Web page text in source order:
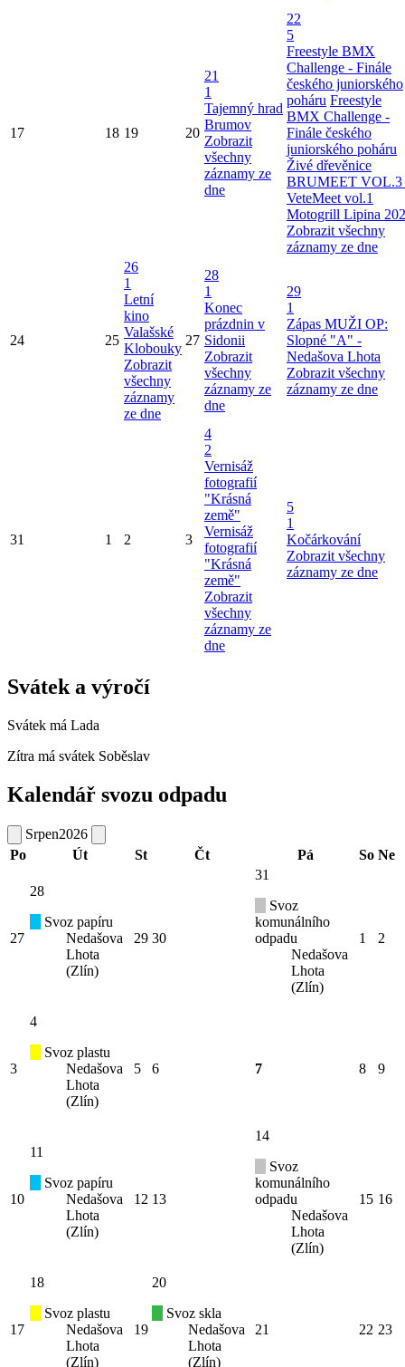
17 18 19 20
21
1
Tajemný hrad
Brumov
Zobrazit
všechny
záznamy ze
dne
22
5
Freestyle BMX
Challenge - Finále
českého juniorského
poháru Freestyle
BMX Challenge -
Finále českého
juniorského poháru
Živé dřevěnice
BRUMEET VOL.3
VeteMeet vol.1
Motogrill Lipina
Zobrazit všechny
záznamy ze dne
24 25
26
1
Letní
kino
Valašské
Klobouky
Zobrazit
všechny
záznamy
ze dne
27
28
1
Konec
prázdnin v
Sidonii
Zobrazit
všechny
záznamy ze
dne
29
1
Zápas MUŽI OP:
Slopné "A" -
Nedašova Lhota
Zobrazit všechny
záznamy ze dne
31 1 2 3
4
2
Vernisáž
fotografií
"Krásná
země"
Vernisáž
fotografií
"Krásná
země"
Zobrazit
všechny
záznamy ze
dne
5
1
Kočárkování
Zobrazit všechny
záznamy ze dne
Svátek a výročí
Svátek má Lada
Zítra má svátek Soběslav
Kalendář svozu odpadu
Srpen2026
Po
Út St Čt Pá So Ne
27
28
Svoz papíru
Nedašova
Lhota
(Zlín)
29 30
31
Svoz
komunálního
odpadu
Nedašova
Lhota
(Zlín)
1 2
3
4
Svoz plastu
Nedašova
Lhota
(Zlín)
5 6 7 8 9
10
11
Svoz papíru
Nedašova
Lhota
(Zlín)
12 13
14
Svoz
komunálního
odpadu
Nedašova
Lhota
(Zlín)
15 16
17
18
Svoz plastu
Nedašova
Lhota
(Zlín)
19
20
Svoz skla
Nedašova
Lhota
(Zlín)
21 22 23